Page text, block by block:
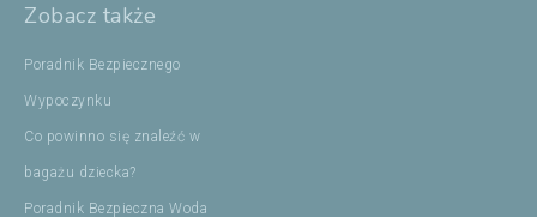
Zobacz także
Poradnik Bezpiecznego
Wypoczynku
Co powinno się znaleźć w
bagażu dziecka?
Poradnik Bezpieczna Woda